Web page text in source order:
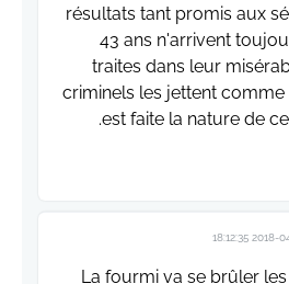
résultats tant promis aux
43 ans n'arrivent
traites dans leur
criminels les jettent comme
est faite la nature de
2018-04-04
La fourmi va se brûler